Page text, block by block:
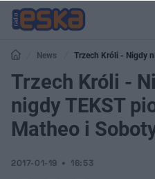
News
Trzech Króli - Nigdy
Matheo i Soboty
Trzech Króli -
nigdy TEKST
Matheo i
2017-01-19 16:53